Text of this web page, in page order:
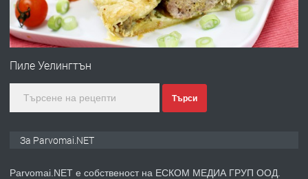
преди 1 година
ПРЕДЛАГА
Монтажник на малки детайли за
Пиле Уелингтън
Търси
За Parvomai.NET
Parvomai.NET е собственост на ЕСКОМ МЕДИА ГРУП ООД.